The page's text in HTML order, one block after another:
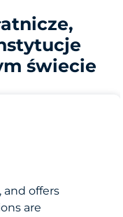
świecie
and offers
are